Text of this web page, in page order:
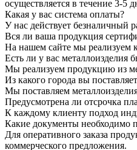
осуществляется в течение 3-5
Какая у вас система оплаты?
У нас действует безналичный
Вся ли ваша продукция
На нашем сайте мы реализуем
Есть ли у вас металлоизделия
Мы реализуем продукцию из
Из какого города вы
Мы поставляем
Предусмотрена ли отсрочка
К каждому клиенту подход
Какие документы необходимо
Для оперативного заказа
коммерческого предложения.